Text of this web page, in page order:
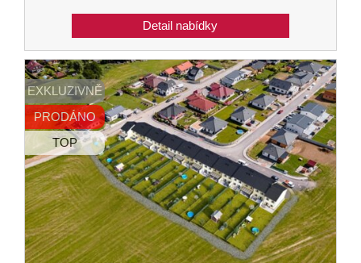
EXKLUZIVNĚ
PRODÁNO
TOP